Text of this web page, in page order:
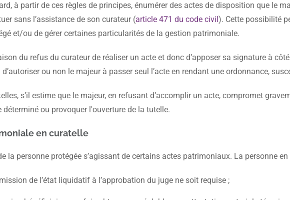
à partir de ces règles de principes, énumérer des actes de disposition que le
sans l’assistance de son curateur (article 471 du code civil). Cette possibilité
et/ou de gérer certaines particularités de la gestion patrimoniale.
du refus du curateur de réaliser un acte et donc d’apposer sa signature à
ou non le majeur à passer seul l’acte en rendant une ordonnance,
s’il estime que le majeur, en refusant d’accomplir un acte, compromet
ou provoquer l'ouverture de la tutelle.
en curatelle
la personne protégée s’agissant de certains actes patrimoniaux. La personne
de l’état liquidatif à l’approbation du juge ne soit requise ;